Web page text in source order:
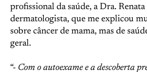
profissional da saúde, a Dra.
dermatologista, que me explicou
sobre câncer de mama, mas de
geral.
“- Com o autoexame e a descoberta